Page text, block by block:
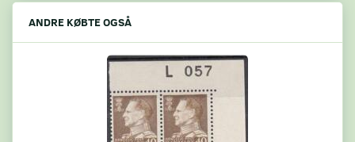
ANDRE KØBTE OGSÅ